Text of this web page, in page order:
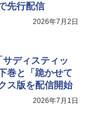
先行配信
2026年7月2日
ディスティッ
巻と「跪かせて
ス版を配信開始
2026年7月1日